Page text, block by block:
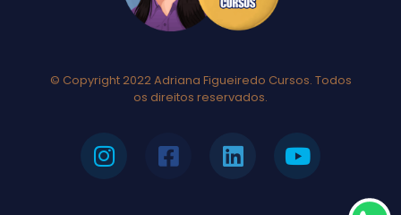
© Copyright 2022 Adriana Figueiredo Cursos. Todos
os direitos reservados.